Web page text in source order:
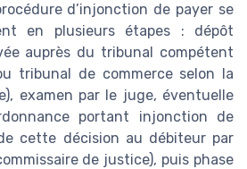
d’injonction de payer se
en plusieurs étapes : dépôt
auprès du tribunal compétent
tribunal de commerce selon la
examen par le juge, éventuelle
portant injonction de
cette décision au débiteur par
de justice), puis phase